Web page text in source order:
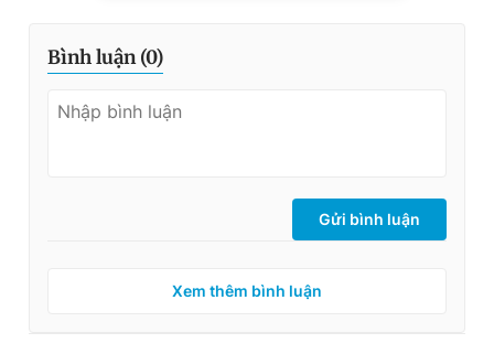
Bình luận (0)
Gửi bình luận
Xem thêm bình luận